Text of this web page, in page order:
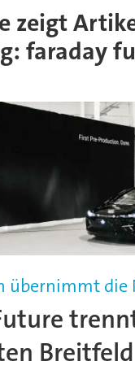
zeigt
faraday
übernimmt die
Breitfeld